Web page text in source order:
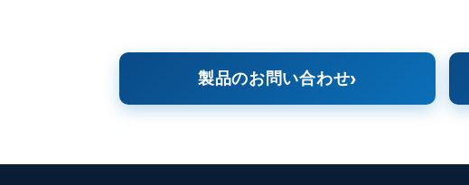
製品のお問い合わせ